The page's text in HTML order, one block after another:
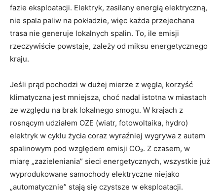
fazie eksploatacji. Elektryk, zasilany energią elektryczną,
nie spala paliw na pokładzie, więc każda przejechana
trasa nie generuje lokalnych spalin. To, ile emisji
rzeczywiście powstaje, zależy od miksu energetycznego
kraju.
Jeśli prąd pochodzi w dużej mierze z węgla, korzyść
klimatyczna jest mniejsza, choć nadal istotna w miastach
ze względu na brak lokalnego smogu. W krajach z
rosnącym udziałem OZE (wiatr, fotowoltaika, hydro)
elektryk w cyklu życia coraz wyraźniej wygrywa z autem
spalinowym pod względem emisji CO₂. Z czasem, w
miarę „zazieleniania” sieci energetycznych, wszystkie już
wyprodukowane samochody elektryczne niejako
„automatycznie” stają się czystsze w eksploatacji.